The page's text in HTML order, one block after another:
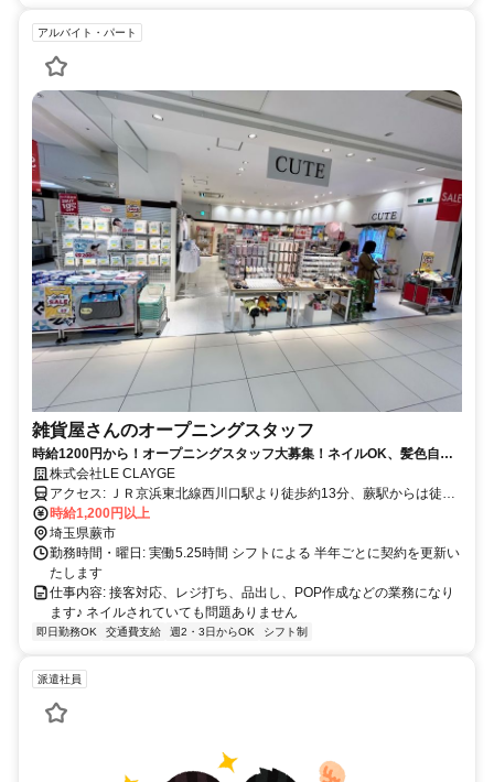
アルバイト・パート
雑貨屋さんのオープニングスタッフ
時給1200円から！オープニングスタッフ大募集！ネイルOK、髪色自
由！主婦(夫)パート注目！
株式会社LE CLAYGE
アクセス: ＪＲ京浜東北線西川口駅より徒歩約13分、蕨駅からは徒歩
約19分
時給1,200円以上
埼玉県蕨市
勤務時間・曜日: 実働5.25時間 シフトによる 半年ごとに契約を更新い
たします
仕事内容: 接客対応、レジ打ち、品出し、POP作成などの業務になり
ます♪ ネイルされていても問題ありません
即日勤務OK 交通費支給 週2・3日からOK シフト制
派遣社員